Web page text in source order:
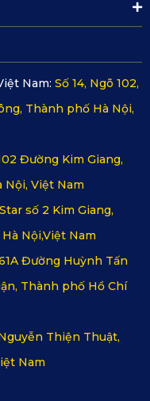
từ ghế nguyên bản,
liệu, tạo sự tinh tế và
Nam: Số 14, Ngõ 102,
Thành phố Hà Nội,
Đường Kim Giang,
Việt Nam
số 2 Kim Giang,
Nội,Việt Nam
Đường Huỳnh Tấn
Thành phố Hồ Chí
Thiện Thuật,
Nam